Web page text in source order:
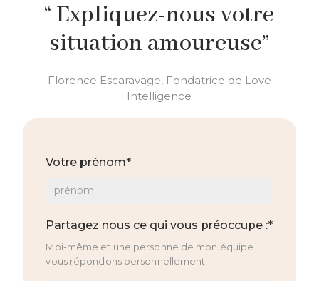
“ Expliquez-nous votre
situation amoureuse”
Florence Escaravage, Fondatrice de Love
Intelligence
Votre prénom*
Partagez nous ce qui vous préoccupe :*
Moi-même et une personne de mon équipe
vous répondons personnellement.